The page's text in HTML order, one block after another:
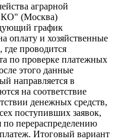
аграрной
(Москва)
график
оплату и хозяйственные
проводится
по проверке платежных
этого данные
направляется в
на соответствие
денежных средств,
поступивших заявок,
по перераспределению
Итоговый вариант